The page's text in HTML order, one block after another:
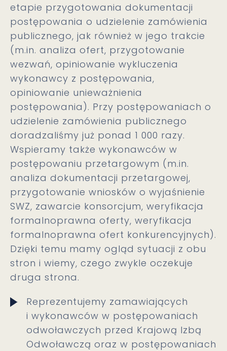
etapie przygotowania dokumentacji
postępowania o udzielenie zamówienia
publicznego, jak również w jego trakcie
(m.in. analiza ofert, przygotowanie
wezwań, opiniowanie wykluczenia
wykonawcy z postępowania,
opiniowanie unieważnienia
postępowania). Przy postępowaniach o
udzielenie zamówienia publicznego
doradzaliśmy już ponad 1 000 razy.
Wspieramy także wykonawców w
postępowaniu przetargowym (m.in.
analiza dokumentacji przetargowej,
przygotowanie wniosków o wyjaśnienie
SWZ, zawarcie konsorcjum, weryfikacja
formalnoprawna oferty, weryfikacja
formalnoprawna ofert konkurencyjnych).
Dzięki temu mamy ogląd sytuacji z obu
stron i wiemy, czego zwykle oczekuje
druga strona.
Reprezentujemy zamawiających
i wykonawców w postępowaniach
odwoławczych przed Krajową Izbą
Odwoławczą oraz w postępowaniach